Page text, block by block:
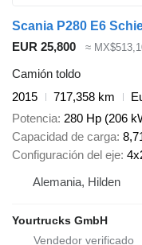
Scania P280 E6
EUR 25,800
≈
Camión toldo
2015
717,358 km
Potencia 280 Hp (206
Capacidad de carga
Configuración del eje
Alemania, Hilden
Yourtrucks GmbH